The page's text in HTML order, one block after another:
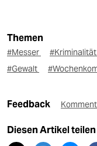
Themen
#Messer #Kriminalität
#Gewalt
Feedback
Diesen Artikel teilen